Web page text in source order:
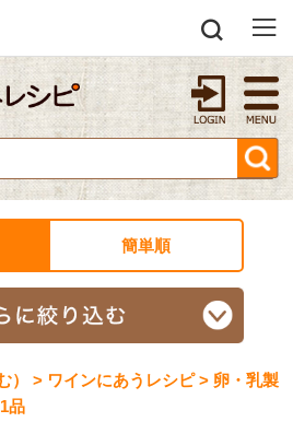
簡単順
） > ワインにあうレシピ > 卵・乳製
品